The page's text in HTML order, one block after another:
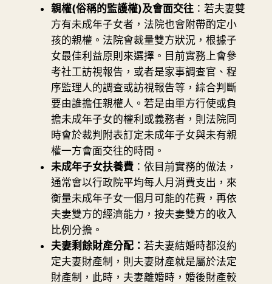
親權(俗稱的監護權)及會面交往：若夫妻雙
方有未成年子女者，法院也會附帶酌定小
孩的親權。法院會裁量雙方狀況，根據子
女最佳利益原則來選擇。目前實務上會參
考社工訪視報告，或者是家事調查官、程
序監理人的調查或訪視報告等，綜合判斷
要由誰擔任親權人。若是由單方行使或負
擔未成年子女的權利或義務者，則法院同
時會於裁判附表訂定未成年子女與未有親
權一方會面交往的時間。
未成年子女扶養費：依目前實務的做法，
通常會以行政院平均每人月消費支出，來
衡量未成年子女一個月可能的花費，再依
夫妻雙方的經濟能力，按夫妻雙方的收入
比例分擔。
夫妻剩餘財產分配： 若夫妻結婚時都沒約
定夫妻財產制，則夫妻財產就是屬於法定
財產制，此時，夫妻離婚時，婚後財產較